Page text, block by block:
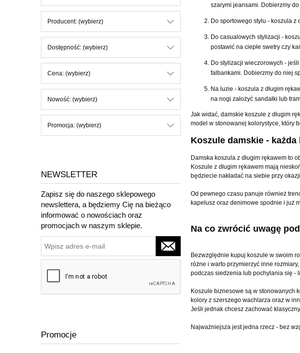
Producent: (wybierz)
Dostępność: (wybierz)
Cena: (wybierz)
Nowość: (wybierz)
Promocja: (wybierz)
NEWSLETTER
Zapisz się do naszego sklepowego
newslettera, a będziemy Cię na bieżąco
informować o nowościach oraz
promocjach w naszym sklepie.
Promocje
szarymi jeansami. Dobierzmy
Do sportowego stylu - koszula z
Do casualowych stylizacji -
postawić na ciepłe swetry czy
Do stylizacji wieczorowych -
falbankami. Dobierzmy do niej
Na luzie - koszula z długim
na nogi założyć sandałki lub
Jak widać, damskie koszule z długim
model w stonowanej kolorystyce, który
Koszule damskie -
Damska koszula z długim rękawem to
Koszule z długim rękawem mają
będziecie nakładać na siebie przy
Od pewnego czasu panuje również
kapelusz oraz denimowe spodnie i już
Na co zwrócić uwagę
Bezwzględnie kupuj koszule w swoim
różne i warto przymierzyć inne
podczas siedzenia lub pochylania się -
Koszule biznesowe są w stonowanych
kolory z szerszego wachlarza oraz w
Jeśli jednak chcesz zachować
Najważniejsza jest jedna rzecz - bez